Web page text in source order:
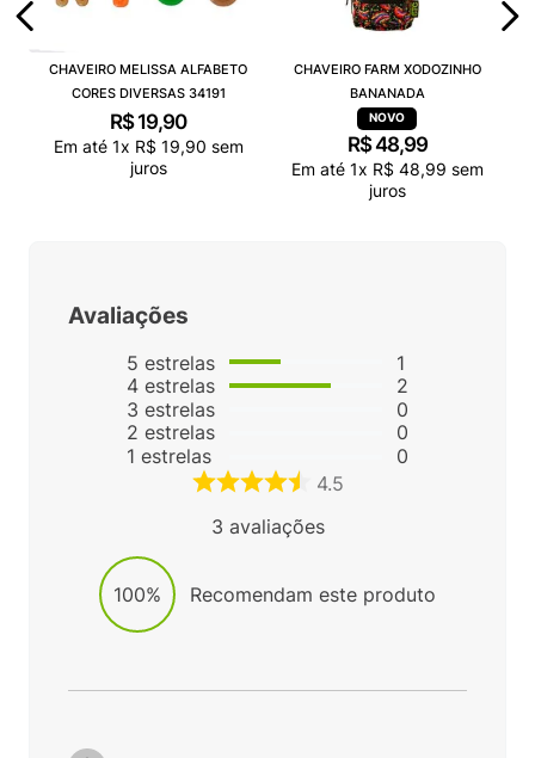
CHAVEIRO MELISSA ALFABETO
CORES DIVERSAS 34191
R$ 19,90
Em até 1x R$ 19,90 sem
juros
CHAVEIRO FARM XODOZINHO
BANANADA
R$48,99
Em até 1x R$ 48,99 sem
juros
Avaliações
5 estrelas
4 estrelas
3 estrelas
2 estrelas
1 estrelas
1
2
0
0
0
4.5
3 avaliações
100% Recomendam este produto